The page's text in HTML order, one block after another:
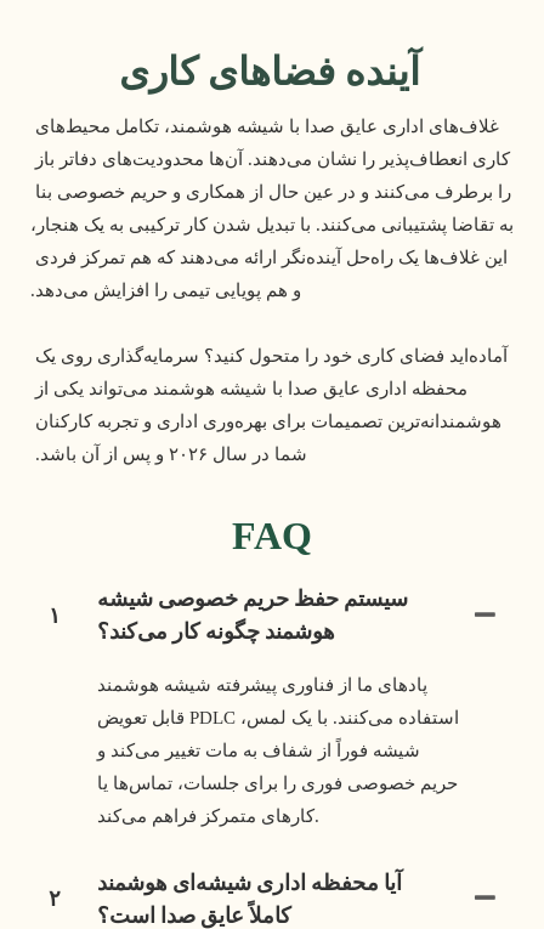
آینده فضاهای کاری
و هم پویایی تیمی را افزایش می‌دهد.
شما در سال ۲۰۲۶ و پس از آن باشد.
FAQ
۱
سیستم حفظ حریم خصوصی شیشه
هوشمند چگونه کار می‌کند؟
پادهای ما از فناوری پیشرفته شیشه هوشمند
قابل تعویض PDLC استفاده می‌کنند. با یک لمس،
شیشه فوراً از شفاف به مات تغییر می‌کند و
حریم خصوصی فوری را برای جلسات، تماس‌ها یا
کارهای متمرکز فراهم می‌کند.
۲
آیا محفظه اداری شیشه‌ای هوشمند
کاملاً عایق صدا است؟